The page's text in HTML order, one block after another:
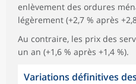
enlèvement des ordures
légèrement (+2,7 % après
Au contraire, les prix des
un an (+1,6 % après +1,4 %).
Variations définitives